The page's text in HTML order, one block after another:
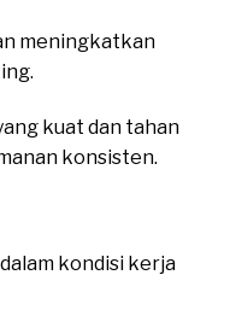
meningkatkan
kuat dan tahan
konsisten.
kondisi kerja